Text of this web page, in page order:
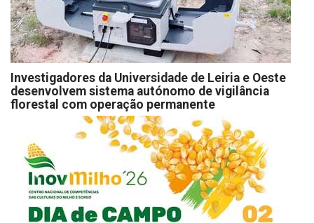
Investigadores da Universidade de Leiria e Oeste
desenvolvem sistema autónomo de vigilância
florestal com operação permanente